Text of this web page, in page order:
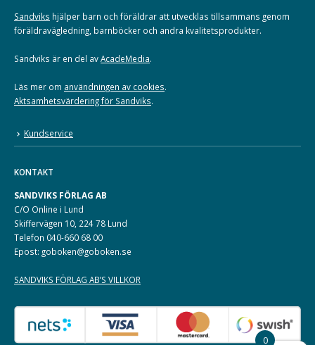
Sandviks hjälper barn och föräldrar att utvecklas tillsammans genom
föräldravägledning, barnböcker och andra kvalitetsprodukter.
Sandviks är en del avAcadeMedia.
Läs mer om användningen av cookies.
Aktsamhetsvärdering för Sandviks.
Kundservice
KONTAKT
SANDVIKS FÖRLAG AB
C/O Online i Lund
Skiffervägen 10, 224 78 Lund
Telefon 040-660 68 00
Epost: goboken@goboken.se
SANDVIKS FÖRLAG AB’S VILLKOR
0